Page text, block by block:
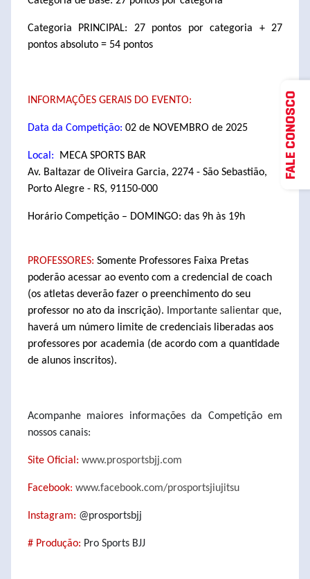
Categoria PRINCIPAL: 27 pontos por categoria + 27
pontos absoluto = 54 pontos
INFORMAÇÕES GERAIS DO EVENTO:
Data da Competição: 02 de NOVEMBRO de 2025
Local: MECA SPORTS BAR
Av. Baltazar de Oliveira Garcia, 2274 - São Sebastião,
Porto Alegre - RS, 91150-000
Horário Competição – DOMINGO: das 9h às 19h
PROFESSORES: Somente Professores Faixa Pretas
poderão acessar ao evento com a credencial de coach
(os atletas deverão fazer o preenchimento do seu
professor no ato da inscrição).
Importante salientar que,
haverá um número limite de credenciais liberadas aos
professores por academia (de acordo com a quantidade
de alunos inscritos).
Acompanhe maiores informações da Competição em
nossos canais:
Site Oficial: www.prosportsbjj.com
Facebook: www.facebook.com/prosportsjiujitsu
Instagram: @prosportsbjj
# Produção: Pro Sports BJJ
FALE CONOSCO